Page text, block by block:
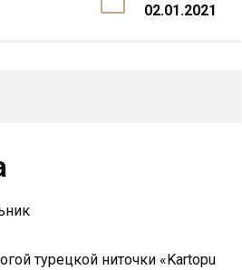
02.01.2021
турецкой ниточки «Kartopu